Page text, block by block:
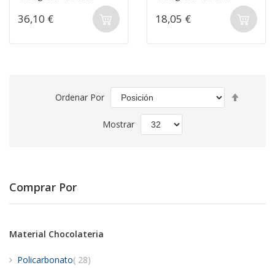
36,10 €
58,5x52,3h.13,4mm -
20gr
18,05 €
Ordenar Por
Mostrar
Comprar Por
Material Chocolateria
Policarbonato 28artículos